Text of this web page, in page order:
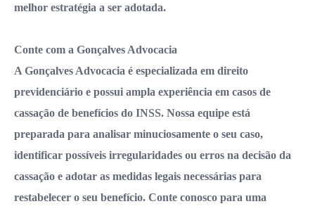
melhor estratégia a ser adotada.
Conte com a Gonçalves Advocacia
A Gonçalves Advocacia é especializada em direito
previdenciário e possui ampla experiência em casos de
cassação de benefícios do INSS. Nossa equipe está
preparada para analisar minuciosamente o seu caso,
identificar possíveis irregularidades ou erros na decisão da
cassação e adotar as medidas legais necessárias para
restabelecer o seu benefício. Conte conosco para uma